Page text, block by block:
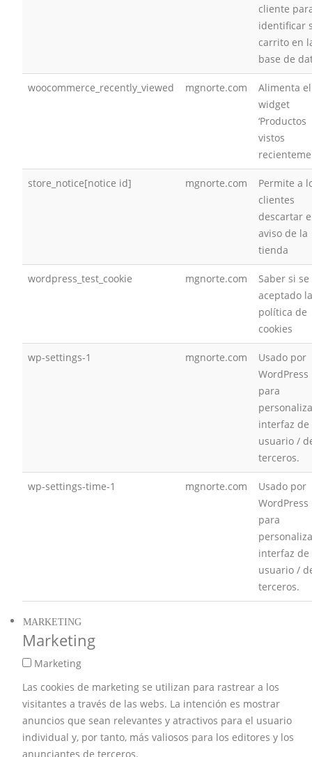
cliente
identificar
carrito en
base de
woocommerce_recently_viewed mgnorte.com
Alimenta el
widget
‘Productos
vistos
store_notice[notice id] mgnorte.com
Permite a
clientes
descartar
aviso de la
tienda
wordpress_test_cookie mgnorte.com
Saber si
aceptado la
política de
cookies
wp-settings-1 mgnorte.com
Usado por
WordPress
para
interfaz de
usuario /
terceros.
wp-settings-time-1 mgnorte.com
Usado por
WordPress
para
interfaz de
usuario /
terceros.
MARKETING
Marketing
Marketing
Las cookies de marketing se utilizan para rastrear a los
visitantes a través de las webs. La intención es mostrar
anuncios que sean relevantes y atractivos para el usuario
individual y, por tanto, más valiosos para los editores y los
anunciantes de terceros.